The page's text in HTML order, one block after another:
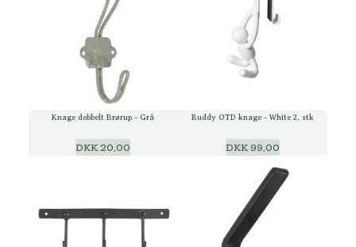
Knage dobbelt Brørup - Grå
DKK 20,00
Buddy OTD knage - White 2. stk
DKK 99,00